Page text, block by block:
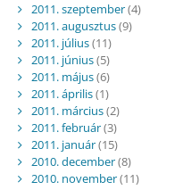
2011. szeptember(4)
2011. augusztus(9)
2011. július(11)
2011. június(5)
2011. május(6)
2011. április(1)
2011. március(2)
2011. február(3)
2011. január(15)
2010. december(8)
2010. november(11)